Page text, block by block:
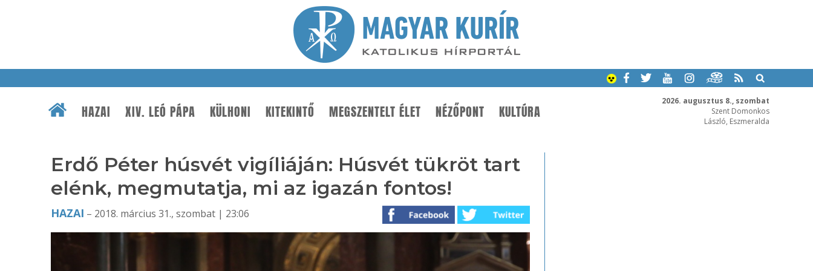
2026. augusztus 8., szombat
Szent Domonkos
László, Eszmeralda
HAZAI XIV. LEÓ PÁPA KÜLHONI KITEKINTŐ MEGSZENTELT ÉLET NÉZŐPONT KULTÚRA
Erdő Péter húsvét vigíliáján: Húsvét tükröt tart
elénk, megmutatja, mi az igazán fontos!
HAZAI – 2018. március 31., szombat | 23:06